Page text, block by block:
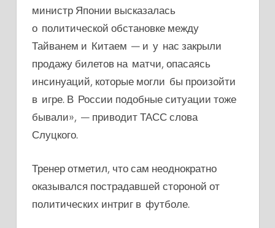
министр Японии высказалась
о политической обстановке между
Тайванем и Китаем — и у нас закрыли
продажу билетов на матчи, опасаясь
инсинуаций, которые могли бы произойти
в игре. В России подобные ситуации тоже
бывали», — приводит ТАСС слова
Слуцкого.
Тренер отметил, что сам неоднократно
оказывался пострадавшей стороной от
политических интриг в футболе.